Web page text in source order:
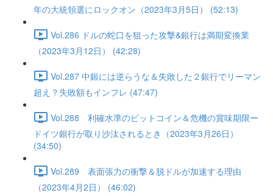
年の大統領選にロックオン（2023年3月5日） (52:13)
Vol.286 ドルの蛇口を狙った攻撃&銀行は満期変換業
（2023年3月12日） (42:28)
Vol.287 中銀には逆らうな＆失敗した２銀行でリーマン
超え？失敗額もインフレ (47:47)
Vol.288 利確水準のビットコイン＆危機の賞味期限ー
ドイツ銀行が取り沙汰されるとき（2023年3月26日）
(34:50)
Vol.289 表面張力の衝撃＆脱ドルが加速する理由
（2023年4月2日） (46:02)